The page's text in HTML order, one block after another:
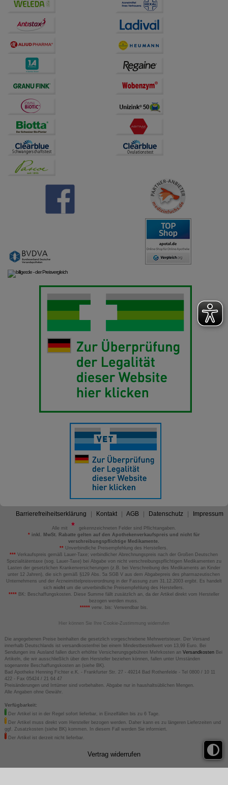
Barrierefreiheitserklärung Kontakt AGB Datenschutz Impressum
Alle mit
gekennzeichneten Felder sind Pflichtangaben.
*inkl. MwSt. Rabatte gelten auf den Apothekenverkaufspreis und nicht für
verschreibungspflichtige Medikamente.
** Unverbindliche Preisempfehlung des Herstellers.
*** Verkaufspreis gemäß Lauer-Taxe; verbindlicher Abrechnungspreis nach der Großen Deutschen
Spezialitätentaxe (sog. Lauer-Taxe) bei Abgabe von nicht verschreibungspflichtigen Medikamenten zu
Lasten der gesetzlichen Krankenversicherungen (z.B. bei Verschreibung des Medikaments an Kinder
unter 12 Jahren), die sich gemäß §129 Abs. 5a SGB V aus dem Abgabepreis des pharmazeutischen
Unternehmens und der Arzneimittelpreisverordnung in der Fassung zum 31.12.2003 ergibt. Es handelt
sich nicht um die unverbindliche Preisempfehlung des Herstellers.
****BK: Beschaffungskosten. Diese Summe fällt zusätzlich an, da der Artikel direkt vom Hersteller
bezogen werden muss.
*****verw. bis: Verwendbar bis.
Hier können Sie Ihre Cookie-Zustimmung widerrufen
Die angegebenen Preise beinhalten die gesetzlich vorgeschriebene Mehrwertsteuer. Der Versand
innerhalb Deutschlands ist versandkostenfrei bei einem Mindestbestellwert von 13,99 Euro. Bei
Sendungen ins Ausland fallen durch erhöhte Versicherungsgebühren Mehrkosten an VersandkostenBei
Artikeln, die wir ausschließlich über den Hersteller beziehen können, fallen unter Umständen
sogenannte Beschaffungskosten an (siehe BK).
Bad Apotheke Henning Fichter e.K. - Frankfurter Str. 27 - 49214 Bad Rothenfelde - Tel 0800 / 10 11
422 - Fax 05424 / 21 64 47
Preisänderungen und Irrtümer sind vorbehalten. Abgabe nur in haushaltsüblichen Mengen.
Alle Angaben ohne Gewähr.
Verfügbarkeit:
Der Artikel ist in der Regel sofort lieferbar, in Einzelfällen bis zu 6 Tage.
Der Artikel muss direkt vom Hersteller bezogen werden. Daher kann es zu längeren Lieferzeiten und
ggf. Zusatzkosten (siehe BK) kommen. In diesem Fall werden Sie informiert.
Der Artikel ist derzeit nicht lieferbar.
Vertrag widerrufen